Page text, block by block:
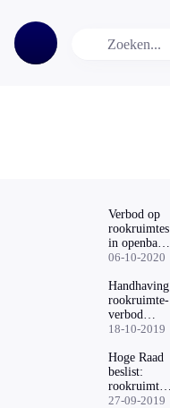
Verbod op
rookruimtes
in openbare
gebouwen
2021,
bedrijfsleven
volgt in
2022
06-10-2020
Handhaving
rookruimte-
verbod
vanaf 1 april
18-10-2019
Hoge Raad
beslist:
rookruimtes
in horeca
27-09-2019